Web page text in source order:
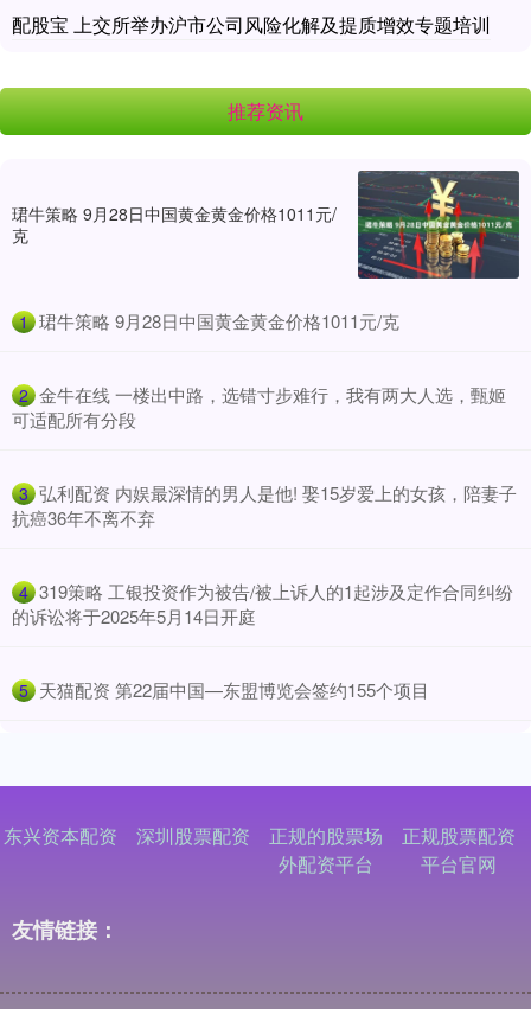
配股宝 上交所举办沪市公司风险化解及提质增效专题培训
推荐资讯
珺牛策略 9月28日中国黄金黄金价格1011元/
克
1 ​珺牛策略 9月28日中国黄金黄金价格1011元/克
2 ​金牛在线 一楼出中路，选错寸步难行，我有两大人选，甄姬
可适配所有分段
3 ​弘利配资 内娱最深情的男人是他! 娶15岁爱上的女孩，陪妻子
抗癌36年不离不弃
4 ​319策略 工银投资作为被告/被上诉人的1起涉及定作合同纠纷
的诉讼将于2025年5月14日开庭
5 ​天猫配资 第22届中国—东盟博览会签约155个项目
东兴资本配资 深圳股票配资
正规的股票场
外配资平台
正规股票配资
平台官网
友情链接：